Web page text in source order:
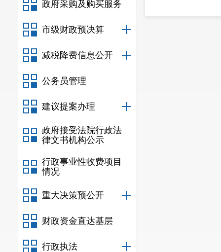
政府采购及购买服务
市级财政预决算
减税降费信息公开
公务员管理
建议提案办理
政府接受法院行政法
律文书机构公示
行政事业性收费项目
情况
重大决策预公开
财政资金直达基层
行政执法